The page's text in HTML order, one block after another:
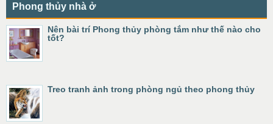
Phong thủy nhà ở
Nên bài trí Phong thủy phòng tắm như thế nào cho
tốt?
Treo tranh ảnh trong phòng ngủ theo phong thủy